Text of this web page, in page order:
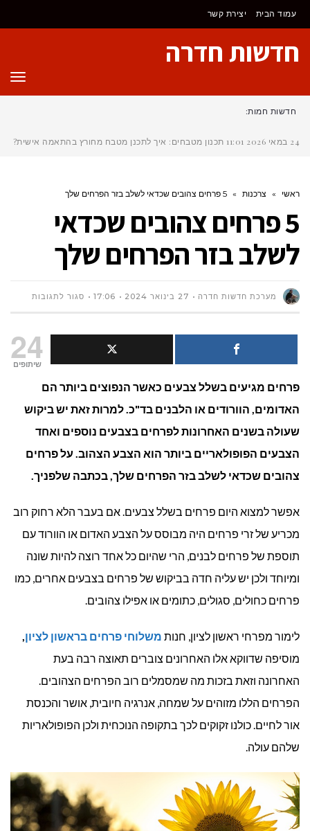
לתוכן
עמוד הבית יצירת קשר
חדשות חדרה
חדשות חמות:
24 במאי 2026 11:01 תכנון מטבחים: איך לתכנן מטבח מחורץ בהתאמה אישית?
ראשי » צרכנות » 5 פרחים צהובים שכדאי לשלב בזר הפרחים שלך
5 פרחים צהובים שכדאי
לשלב בזר הפרחים שלך
מערכת חדשות חדרה 27 בינואר 2024 17:06 סגור לתגובותעל
פרחים
בזר
הפרחים
שלך
24
שיתופים
פרחים מגיעים בשלל צבעים כאשר הנפוצים ביותר הם
האדומים, הוורודים או הלבנים בד"כ. למרות זאת יש ביקוש
שעולה בשנים האחרונות לפרחים בצבעים נוספים ואחד
הצבעים הפופולאריים ביותר הוא הצבע הצהוב. על פרחים
צהובים שכדאי לשלב בזר הפרחים שלך, בכתבה שלפניך.
אפשר למצוא היום פרחים בשלל צבעים. אם בעבר הלא רחוק רוב
מכריע של זרי פרחים היה מבוסס על הצבע האדום או הוורוד עם
תוספת של פרחים לבנים, הרי שהיום כל אחד רוצה להיות שונה
ומיוחד ולכן יש עליה חדה בביקוש של פרחים בצבעים אחרים, כמו
פרחים כחולים, סגולים, כתומים או אפילו צהובים.
לימור מפרחי ראשון לציון, חנות משלוחי פרחים בראשון לציון,
מוסיפה שדווקא אלו האחרונים צוברים תאוצה רבה בעת
האחרונה וזאת בזכות מה שמסמלים רוב הפרחים הצהובים.
הפרחים הללו מזוהים על שמחה, אנרגיה חיובית, אושר והכנסת
אור לחיים. כולנו זקוקים לכך בתקופה הנוכחית ולכן הפופולאריות
שלהם עולה.